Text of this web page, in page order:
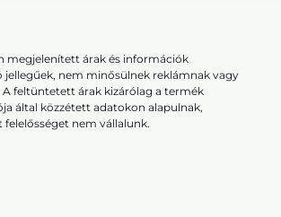
megjelenített árak és információk
jellegűek, nem minősülnek reklámnak vagy
A feltüntetett árak kizárólag a termék
által közzétett adatokon alapulnak,
felelősséget nem vállalunk.